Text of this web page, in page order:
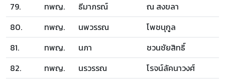
79.
ทพญ. ธีมาภรณ์
ณ สงขลา
80.
ทพญ. นพวรรณ
โพชนุกูล
81.
ทพญ. นภา
ชวนชัยสิทธิ์
82.
ทพญ. นรวรรณ
โรจน์ลัคนาวงศ์